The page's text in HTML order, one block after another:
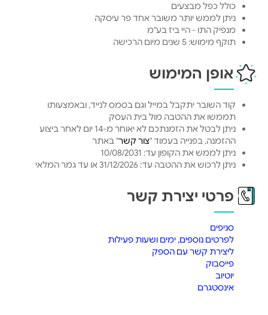
כולל כפל מבצעים
ניתן לממש יותר משובר אחד פר עיסקה
מנפיק התו - היי ביז בע"מ
תוקף מימוש: 5 שנים מיום הרכישה
אופן המימוש
קוד השובר יתקבל במייל וגם בסמס לנייד, ובאמצעותו
תממשו את ההטבה מול בית העסק
ניתן לבטל את הזמנתכם לא יאוחר מ-14 יום לאחר ביצוע
ההזמנה, בפנייה בעמוד "צור קשר" באתר
ניתן לממש את הקופון עד: 10/08/2031
ניתן לרכוש את ההטבה עד: 31/12/2026 או עד גמר המלאי
פרטי יצירת קשר
סניפים
לפרטים נוספים, ימים ושעות פעילות
ליצירת קשר עם הספק
פייסבוק
יוטיוב
אינסטגרם